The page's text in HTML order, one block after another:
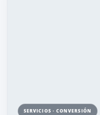
SERVICIOS · CONVERSIÓN